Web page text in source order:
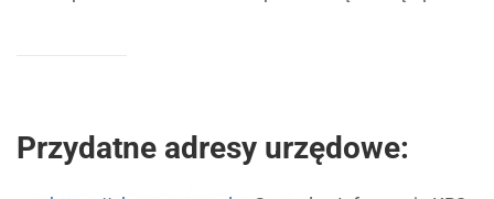
Przydatne adresy urzędowe: